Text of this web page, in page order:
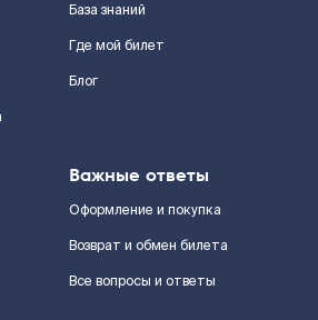
База знаний
Где мой билет
Блог
Важные ответы
Оформление и покупка
Возврат и обмен билета
Все вопросы и ответы